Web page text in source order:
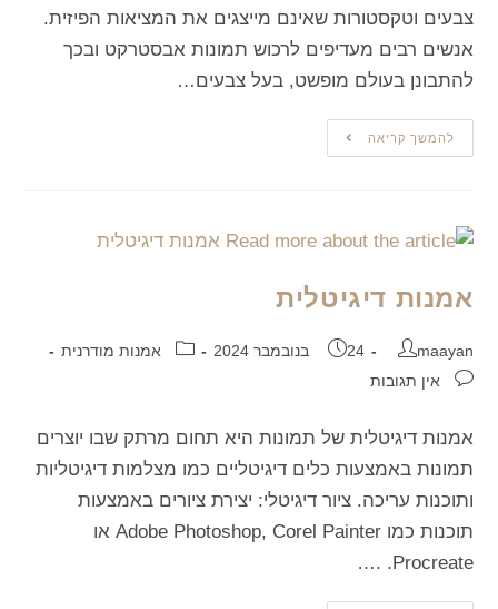
צבעים וטקסטורות שאינם מייצגים את המציאות הפיזית.
אנשים רבים מעדיפים לרכוש תמונות אבסטרקט ובכך
להתבונן בעולם מופשט, בעל צבעים…
להמשך קריאה
אמנות דיגיטלית
maayan 24 בנובמבר 2024
אמנות מודרנית
אין תגובות
אמנות דיגיטלית של תמונות היא תחום מרתק שבו יוצרים
תמונות באמצעות כלים דיגיטליים כמו מצלמות דיגיטליות
ותוכנות עריכה. ציור דיגיטלי: יצירת ציורים באמצעות
תוכנות כמו Adobe Photoshop, Corel Painter או
Procreate. .…